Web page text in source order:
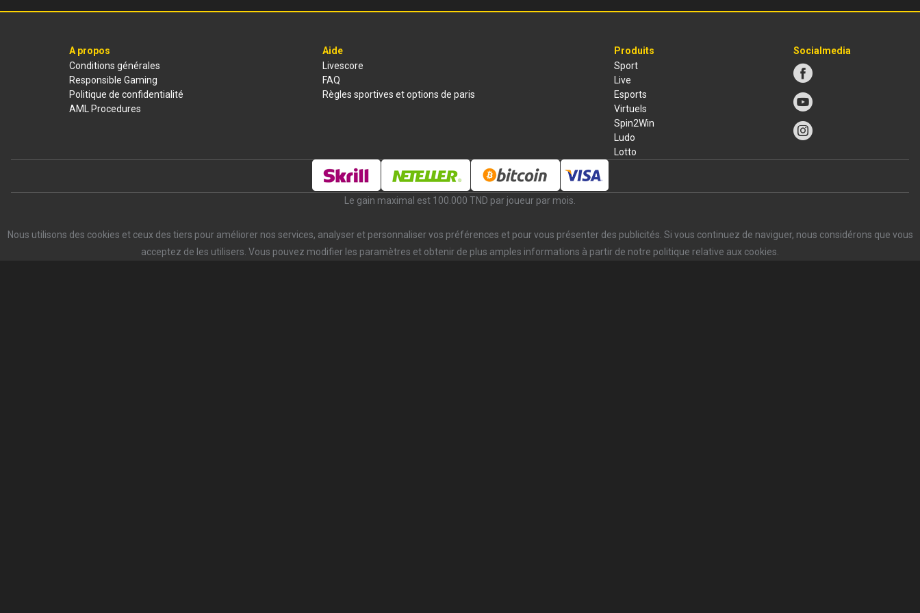
A propos
Conditions générales
Responsible Gaming
Politique de confidentialité
AML Procedures
Aide
Livescore
FAQ
Règles sportives et options de paris
Produits
Sport
Live
Esports
Virtuels
Spin2Win
Ludo
Lotto
Socialmedia
Le gain maximal est 100.000 TND par joueur par mois.
Nous utilisons des cookies et ceux des tiers pour améliorer nos services, analyser et personnaliser vos préférences et pour vous présenter des publicités. Si vous continuez de naviguer, nous considérons que vous
acceptez de les utilisers. Vous pouvez modifier les paramètres et obtenir de plus amples informations à partir de notre politique relative aux cookies.